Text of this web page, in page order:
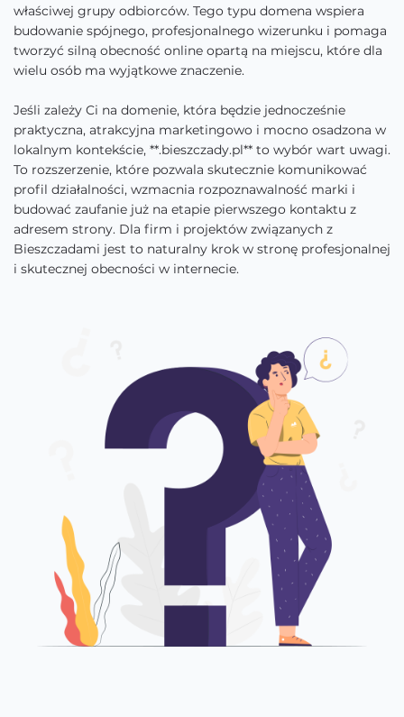
właściwej grupy odbiorców. Tego typu domena wspiera
budowanie spójnego, profesjonalnego wizerunku i pomaga
tworzyć silną obecność online opartą na miejscu, które dla
wielu osób ma wyjątkowe znaczenie.
Jeśli zależy Ci na domenie, która będzie jednocześnie
praktyczna, atrakcyjna marketingowo i mocno osadzona w
lokalnym kontekście, **.bieszczady.pl** to wybór wart uwagi.
To rozszerzenie, które pozwala skutecznie komunikować
profil działalności, wzmacnia rozpoznawalność marki i
budować zaufanie już na etapie pierwszego kontaktu z
adresem strony. Dla firm i projektów związanych z
Bieszczadami jest to naturalny krok w stronę profesjonalnej
i skutecznej obecności w internecie.